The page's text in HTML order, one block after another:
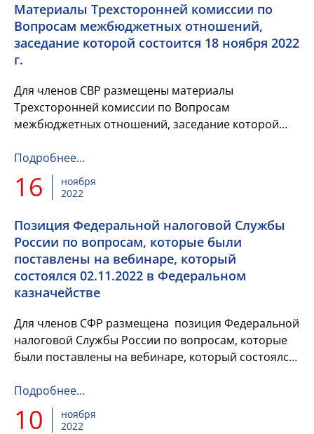
Материалы Трехсторонней комиссии по
Вопросам межбюджетных отношений,
заседание которой состоится 18 ноября 2022
г.
Для членов СВР размещены материалы
Трехсторонней комиссии по Вопросам
межбюджетных отношений, заседание которой
Подробнее…
16
ноября
2022
Позиция Федеральной налоговой Службы
России по вопросам, которые были
поставлены на вебинаре, который
состоялся 02.11.2022 в Федеральном
казначействе
Для членов СФР размещена позиция Федеральной
налоговой Службы России по вопросам, которые
были поставлены на вебинаре, который состоялся
Подробнее…
10
ноября
2022